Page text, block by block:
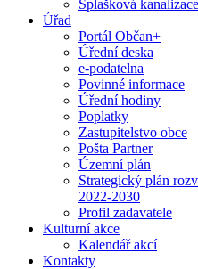
Splašková
Úřad
Portál Občan+
Úřední deska
e-podatelna
Povinné informace
Úřední hodiny
Poplatky
Zastupitelstvo obce
Pošta Partner
Územní plán
Strategický plán
2022-2030
Profil zadavatele
Kulturní akce
Kalendář akcí
Kontakty